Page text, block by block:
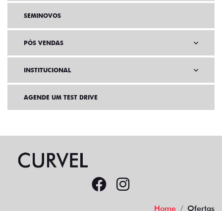
SEMINOVOS
PÓS VENDAS
INSTITUCIONAL
AGENDE UM TEST DRIVE
Home Ofertas